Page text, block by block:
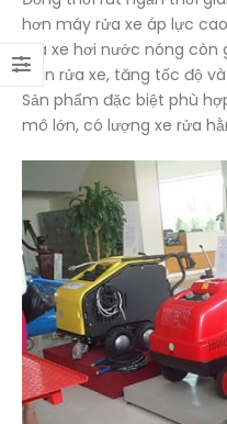
hơn máy rửa xe áp lực
rửa xe hơi nước nóng
gian rửa xe, tăng tốc độ
Sản phẩm đặc biệt phù
mô lớn, có lượng xe rửa